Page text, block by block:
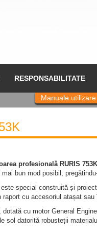
RESPONSABILITATE
Manuale utilizare
profesională RURIS 753K
bun mod posibil,
special construită și
cu accesoriul atașat
dotată cu motor General
sol datorită robusteții